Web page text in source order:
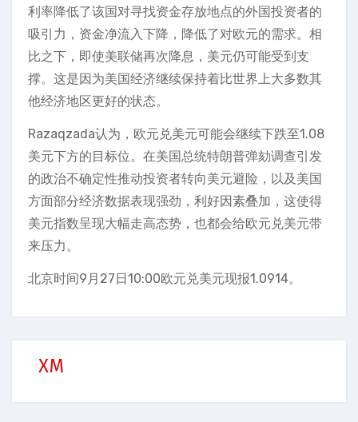
利率降低了该国对寻找资金存放地点的外国投资者的
吸引力，资金净流入下降，降低了对欧元的需求。相
比之下，即使美联储再次降息，美元仍可能受到支
撑。这是因为美国经济继续保持着比世界上大多数其
他经济地区更好的状态。
Razaqzada认为，欧元兑美元可能会继续下跌至1.08
美元下方的目标位。在美国总统特朗普弹劾调查引发
的政治不确定性推动投资者转向美元避险，以及美国
方面部分经济数据表现强劲，利好因素叠加，这使得
美元指数呈现大幅走高态势，也都会给欧元兑美元带
来压力。
北京时间9月27日10:00欧元兑美元现报1.0914。
XM